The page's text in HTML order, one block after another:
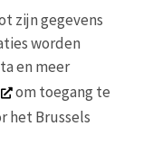
zijn gegevens
worden
en meer
om toegang te
het Brussels